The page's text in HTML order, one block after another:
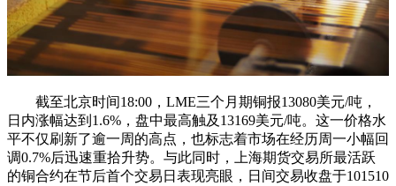
截至北京时间18:00，LME三个月期铜报13080美元/吨，
日内涨幅达到1.6%，盘中最高触及13169美元/吨。这一价格水
平不仅刷新了逾一周的高点，也标志着市场在经历周一小幅回
调0.7%后迅速重拾升势。与此同时，上海期货交易所最活跃
的铜合约在节后首个交易日表现亮眼，日间交易收盘于101510